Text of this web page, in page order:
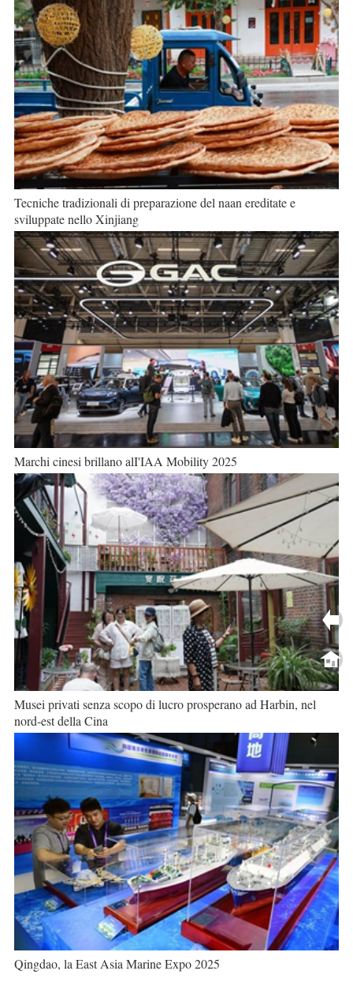
Tecniche tradizionali di preparazione del naan ereditate e
sviluppate nello Xinjiang
Marchi cinesi brillano alI'IAA Mobility 2025
Musei privati senza scopo di lucro prosperano ad Harbin, nel
nord-est della Cina
Qingdao, la East Asia Marine Expo 2025